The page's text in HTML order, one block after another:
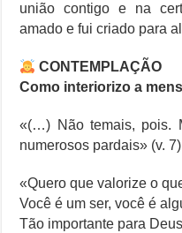
união contigo e na
amado e fui criado para
CONTEMPLAÇÃO
Como interiorizo a
«(…) Não temais, pois.
numerosos pardais» (v. 7)
«Quero que valorize o
Você é um ser, você é
Tão importante para